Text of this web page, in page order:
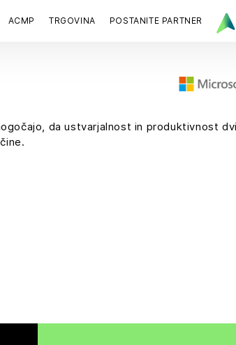
ACMP TRGOVINA POSTANITE PARTNER
da ustvarjalnost in produktivnost